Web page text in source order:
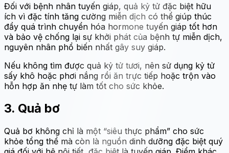
Đối với bệnh nhân tuyến giáp, quả kỷ tử đặc biệt hữu
ích vì đặc tính tăng cường miễn dịch có thể giúp thúc
đẩy quá trình chuyển hóa hormone tuyến giáp tốt hơn
và bảo vệ chống lại sự khởi phát của bệnh tự miễn dịch,
nguyên nhân phổ biến nhất gây suy giáp.
Nếu không tìm được quả kỷ tử tươi, nên sử dụng kỷ tử
sấy khô hoặc phơi nắng rồi ăn trực tiếp hoặc trộn vào
hỗn hợp ăn nhẹ tự làm tốt cho sức khỏe.
3. Quả bơ
Quả bơ không chỉ là một “siêu thực phẩm” cho sức
khỏe tổng thể mà còn là nguồn dinh dưỡng đặc biệt quý